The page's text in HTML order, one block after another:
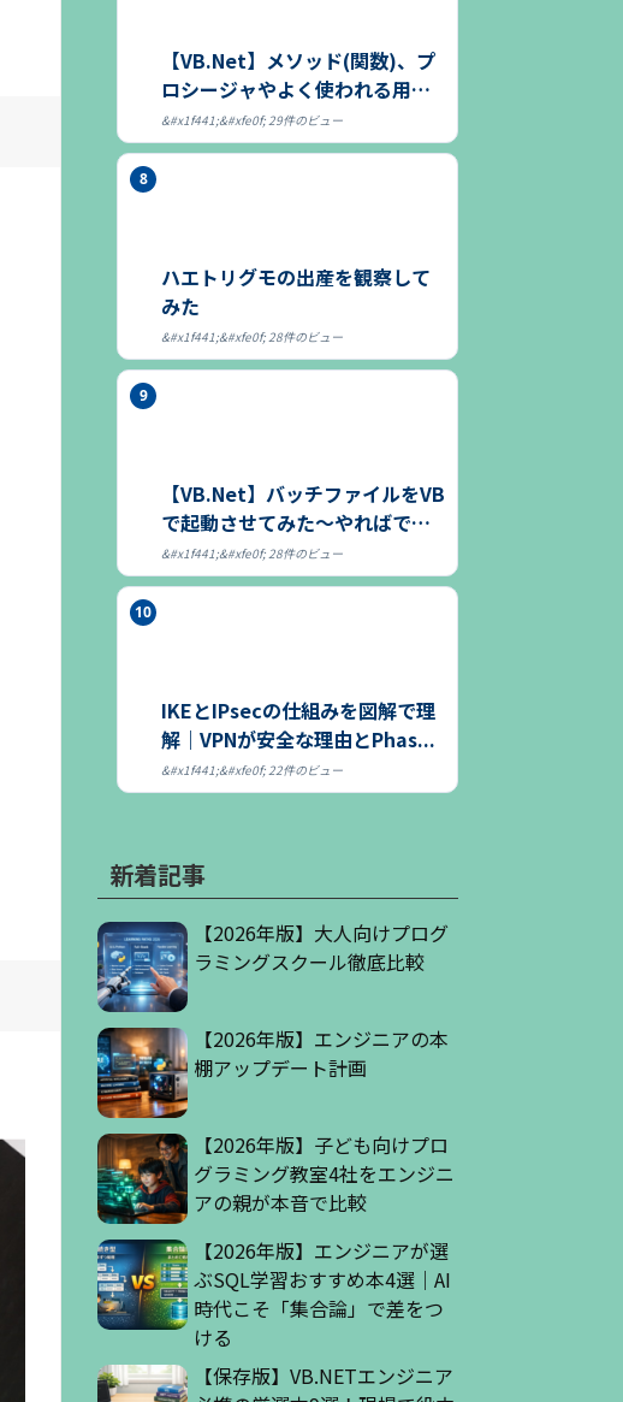
【VB.Net】メソッド(関数)、プ
ロシージャやよく使われる用語
につ...
29件のビュー
ハエトリグモの出産を観察して
みた
28件のビュー
【VB.Net】バッチファイルをVB
で起動させてみた～やればでき
る～
28件のビュー
IKEとIPsecの仕組みを図解で理
解｜VPNが安全な理由とPhas...
22件のビュー
新着記事
【2026年版】大人向けプログ
ラミングスクール徹底比較
【2026年版】エンジニアの本
棚アップデート計画
【2026年版】子ども向けプロ
グラミング教室4社をエンジニ
アの親が本音で比較
【2026年版】エンジニアが選
ぶSQL学習おすすめ本4選｜AI
時代こそ「集合論」で差をつ
ける
【保存版】VB.NETエンジニア